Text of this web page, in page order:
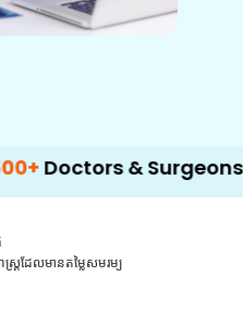
& Surgeons 14+
ស្ត្រដែលមានតម្លៃសមរម្យ